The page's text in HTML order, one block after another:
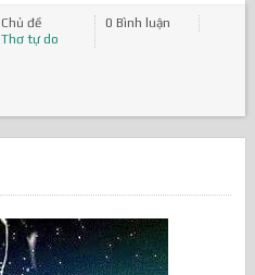
Chủ đề
Thơ tự do
0 Bình luận